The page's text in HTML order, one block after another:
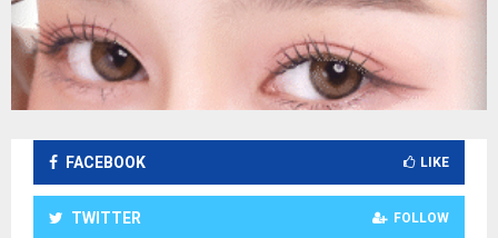
FACEBOOK LIKE
TWITTER FOLLOW